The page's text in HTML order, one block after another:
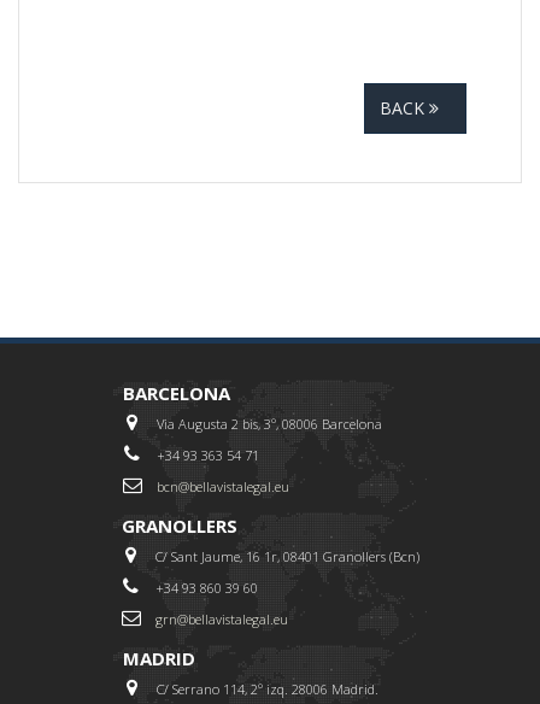
BACK
BARCELONA
Via Augusta 2 bis, 3º, 08006 Barcelona
+34 93 363 54 71
bcn@bellavistalegal.eu
GRANOLLERS
C/ Sant Jaume, 16 1r, 08401 Granollers (Bcn)
+34 93 860 39 60
grn@bellavistalegal.eu
MADRID
C/ Serrano 114, 2º izq. 28006 Madrid.